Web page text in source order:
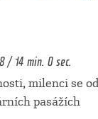
/ 14 min. 0 sec.
milenci se od
pasážích